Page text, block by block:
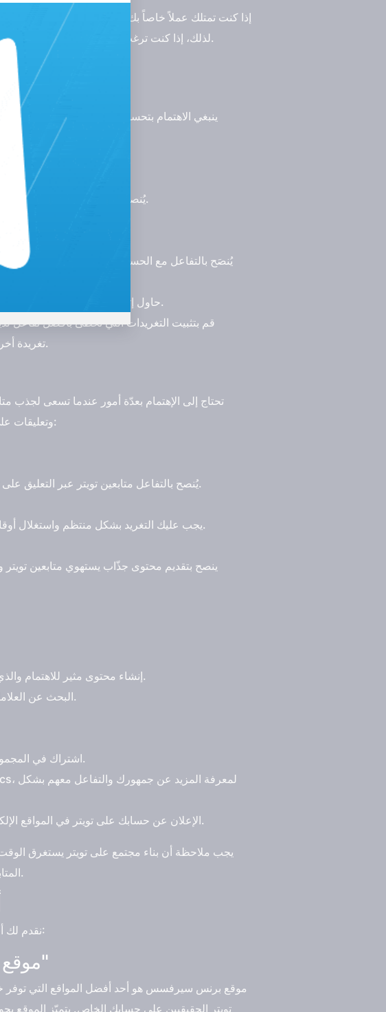
إذا كنت تمتلك عملاً خاصاً بك، فإن تواجدك على هذهِ
لذلك، إذا كنت ترغب في تعزيز حضورك وزيادة متابعين تويتر حسابك، فإننا ندعوك للاطلاع على هذا لمعرفة الطرق الفعّالة التي يمكن استخدامها.
ينبغي الاهتمام بتحسين ملفك الشخصي على
يُنصح باستخدام الهاشتاغ بصورة صحيحة. فلا يمكن لأي منشور على تويتر بدون هاشتاغ أن يجلب لك التفاعل الذي تطمح إليه.
يُنصَح بالتفاعل مع الحسابات التي تتابعها على
حاول إثارة النقاشات التي تتعلق بالأمور الأساسية في مجالك. حيث سيزيد هذا من فرص زيادة متابعين تويتر حسابك بشكل كبير.
قم بتثبيت التغريدات التي تحظى بأفضل
تغريدة أخرى تستحق التثبيت في المستقبل، قم بتثبيتها أيضاً. وراقب زيادة متابعين حسابك على تويتر.
تحتاج إلى الإهتمام بعدّة أمور عندما تسعى لجذب
وتعليقات على التغريدات التي تقوم بمشاركتها. ومن بين الأسرار التي تساعدك في زيادة عدد المتابعين:
يُنصح بالتفاعل متابعين تويتر عبر التعليق على تغريداتهم، ومتابعة المجموعات التي تنشر روابط للحسابات المشابهة والروابط ذات الصلة.
يجب عليك التغريد بشكل منتظم واستغلال أوقات الذروة. بالإضافة إلى ذلك، يمكنك استخدام أفضل طريقة شراء متابعين تويتر الحقيقيين.
ينصح بتقديم محتوى جذّاب يستهوي متابعين
إنشاء محتوى مثير للاهتمام والذي يستهدف جمهورك المستهدف. سواءً كان ذلك من خلال النصوص أو الصور أو الفيديوهات.
البحث عن العلامات التجارية المماثلة ومنافسيك في نفس المجال، والانخراط معهم والتفاعل مع حساباتهم.
اشتراك في المجموعات التي تهتم بموضوعك والتفاعل معهم. ونشر المحتوى الخاص بك في هذهِ المجموعات.
الإعلان عن حسابك على تويتر في المواقع الإلكترونية الأخرى أو عن طريق حملات إعلانية عبر الإنترنت، لجذب المزيد من المتابعين الجدد.
يجب ملاحظة أن بناء مجتمع على تويتر يستغرق
المتابعين وزيادة الانتشار. كما يمكنك الحصول على طريقة شراء متابعين تويتر من برنس سيرفسس.
نقدم لك أفضل 3 مواقع شراء متابعين تويتر ومنهم موقع عربي يقدم متابعين عرب متفاعلين لعام 2023:
موقع شراء متابعين تويتر عرب متفاعلين "برنس سيرفسس"
موقع برنس سيرفسس هو أحد أفضل المواقع التي توفر
تويتر الحقيقيين على حسابك الخاص. يتميّز الموقع